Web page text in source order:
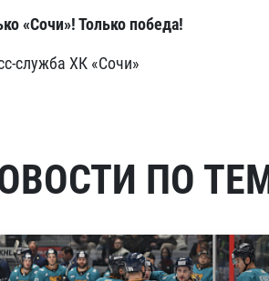
«Сочи»! Только победа!
служба ХК «Сочи»
ПО